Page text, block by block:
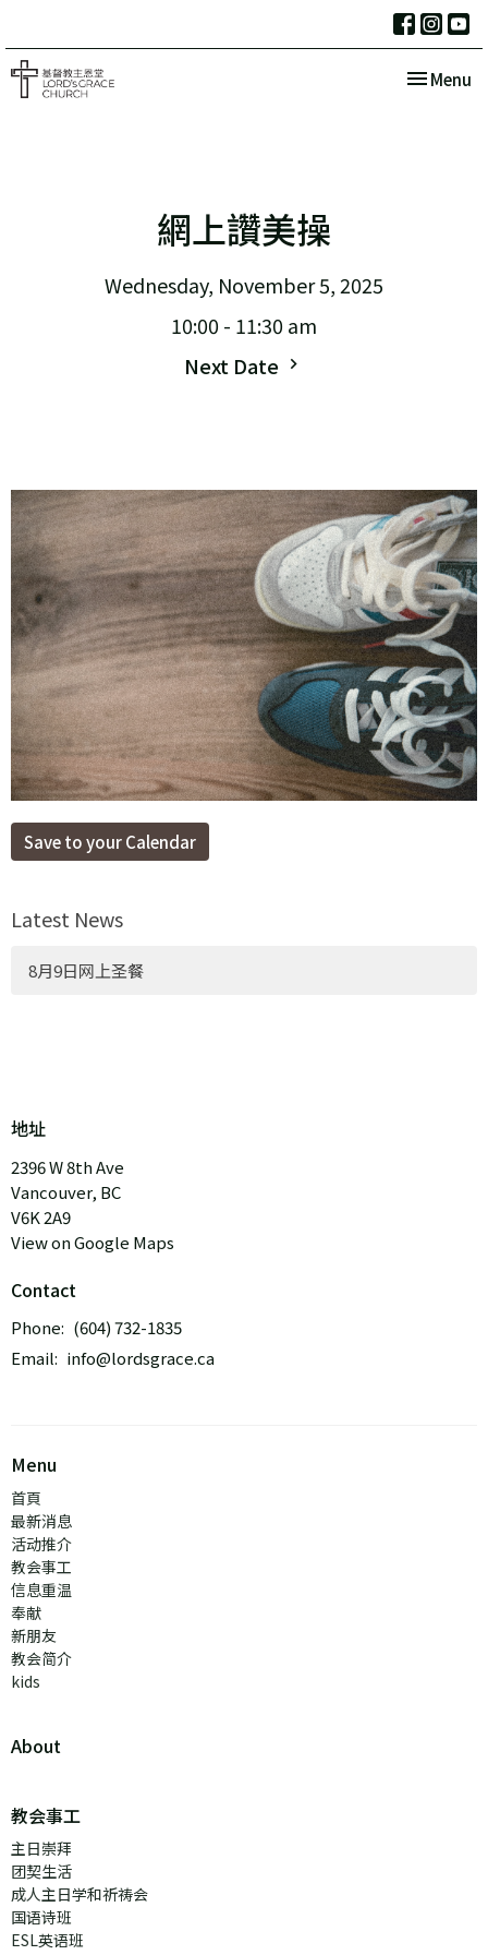
Toggle
Menu
網上讚美操
Wednesday, November 5, 2025
10:00 - 11:30 am
Next Date
Save to your Calendar
Latest News
8月9日网上圣餐
地址
2396 W 8th Ave
Vancouver, BC
V6K 2A9
View on Google Maps
Contact
Phone: (604) 732-1835
Email: info@lordsgrace.ca
Menu
首頁
最新消息
活动推介
教会事工
信息重温
奉献
新朋友
教会简介
kids
About
教会事工
主日崇拜
团契生活
成人主日学和祈祷会
国语诗班
ESL英语班